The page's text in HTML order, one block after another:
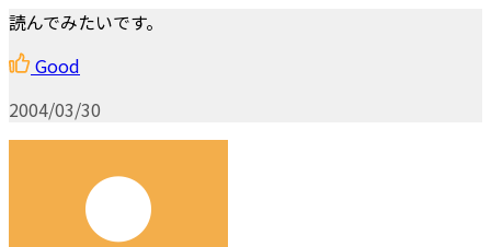
読んでみたいです。
Good
2004/03/30